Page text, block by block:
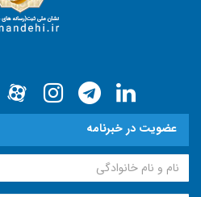
عضویت در خبرنامه